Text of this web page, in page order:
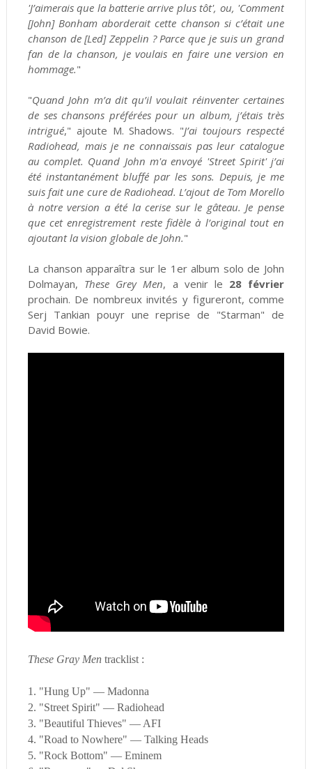
'J’aimerais que la batterie arrive plus tôt', ou, 'Comment
[John] Bonham aborderait cette chanson si c’était une
chanson de [Led] Zeppelin ? Parce que je suis un grand
fan de la chanson, je voulais en faire une version en
hommage."
"Quand John m’a dit qu’il voulait réinventer certaines
de ses chansons préférées pour un album, j’étais très
intrigué," ajoute M. Shadows. "J’ai toujours respecté
Radiohead, mais je ne connaissais pas leur catalogue
au complet. Quand John m'a envoyé 'Street Spirit' j’ai
été instantanément bluffé par les sons. Depuis, je me
suis fait une cure de Radiohead. L’ajout de Tom Morello
à notre version a été la cerise sur le gâteau. Je pense
que cet enregistrement reste fidèle à l’original tout en
ajoutant la vision globale de John."
La chanson apparaîtra sur le 1er album solo de John
Dolmayan, These Grey Men, a venir le 28 février
prochain. De nombreux invités y figureront, comme
Serj Tankian pouyr une reprise de "Starman" de
David Bowie.
These Gray Mentracklist :
1. "Hung Up" — Madonna
2. "Street Spirit" — Radiohead
3. "Beautiful Thieves" — AFI
4. "Road to Nowhere" — Talking Heads
5. "Rock Bottom" — Eminem